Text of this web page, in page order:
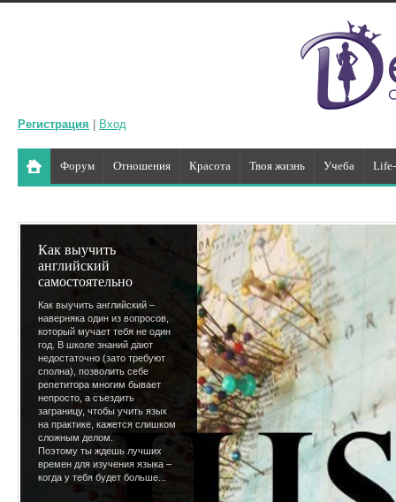
Регистрация Вход
Форум Отношения Красота Твоя жизнь Учеба
Как выучить
английский
самостоятельно
Как выучить английский –
наверняка один из вопросов,
который мучает тебя не один
год. В школе знаний дают
недостаточно (зато требуют
сполна), позволить себе
репетитора многим бывает
непросто, а съездить
заграницу, чтобы учить язык
на практике, кажется слишком
сложным делом.
Поэтому ты ждешь лучших
времен для изучения языка –
когда у тебя будет больше...